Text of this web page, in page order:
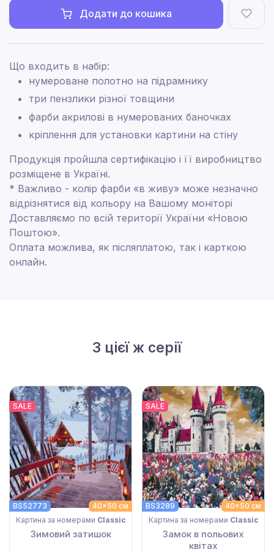
Додати до кошика
Що входить в набір:
нумероване полотно на підрамнику
три пензлики різної товщини
фарби акрилові в нумерованих баночках
кріплення для установки картини на стіну
Продукція пройшла сертифікацію і її виробництво
розміщене в Україні.
* Важливо - колір фарби «в живу» може незначно
відрізнятися від кольору на Вашому моніторі
Доставляємо по всій території України «Новою
Поштою».
Оплата можлива, як післяплатою, так і карткою
онлайн.
З цієї ж серії
SALE
40x50 см
BS52773
Картина за номерами Classic
Зимовий затишок
SALE
40x50 см
BS3289
Картина за номерами Classic
Замок в польових
квітах